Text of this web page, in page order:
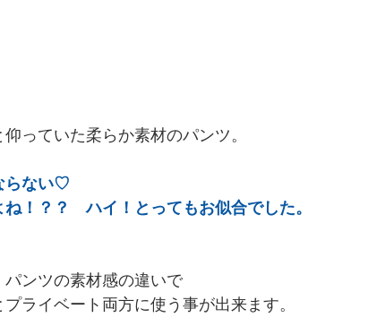
っていた柔らか素材のパンツ。
らない♡
！？？　ハイ！とってもお似合でした。
ンツの素材感の違いで
ライベート両方に使う事が出来ます。